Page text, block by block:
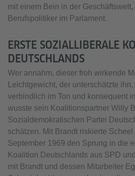
mit einem Bein in der Geschäftswelt,
Berufspolitiker im Parlament.
ERSTE SOZIALLIBERALE
DEUTSCHLANDS
Wer annahm, dieser froh wirkende
Leichtgewicht, der unterschätzte
verbindlich im Ton und konsequent
wusste sein Koalitionspartner Willy
Sozialdemokratischen Partei
schätzen. Mit Brandt riskierte
September 1969 den Sprung in die
Koalition Deutschlands aus SPD
mit Brandt und dessen Mitarbeiter